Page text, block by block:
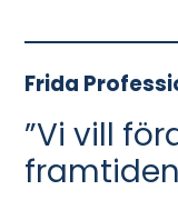
Frida
”Vi vill